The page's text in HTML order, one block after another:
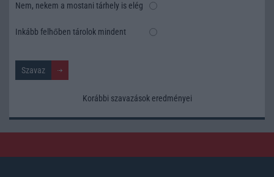
Nem, nekem a mostani tárhely is elég
Inkább felhőben tárolok mindent
Korábbi szavazások eredményei